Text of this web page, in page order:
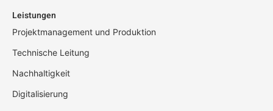
Leistungen
Projektmanagement und Produktion
Technische Leitung
Nachhaltigkeit
Digitalisierung